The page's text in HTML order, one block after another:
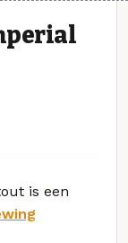
is een